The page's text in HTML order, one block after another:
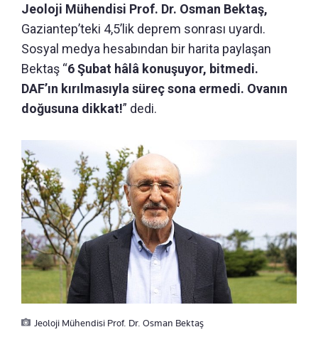
Jeoloji Mühendisi Prof. Dr. Osman Bektaş,
Gaziantep’teki 4,5’lik deprem sonrası uyardı.
Sosyal medya hesabından bir harita paylaşan
Bektaş “6 Şubat hâlâ konuşuyor, bitmedi.
DAF’ın kırılmasıyla süreç sona ermedi. Ovanın
doğusuna dikkat!” dedi.
Jeoloji Mühendisi Prof. Dr. Osman Bektaş